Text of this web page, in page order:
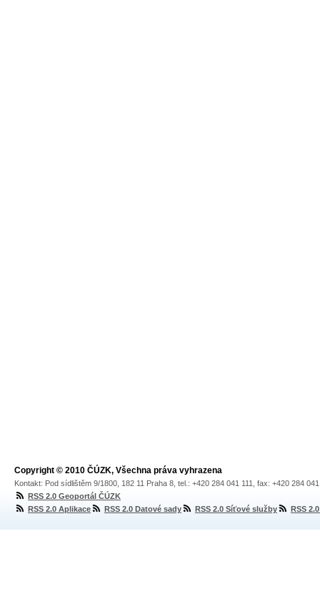
Copyright © 2010 ČÚZK, Všechna práva vyhrazena
Kontakt: Pod sídlištěm 9/1800, 182 11 Praha 8, tel.: +420 284 041 111, fax: +420 284
RSS 2.0 Geoportál ČÚZK
RSS 2.0 Aplikace
RSS 2.0 Datové sady RSS 2.0 Síťové služby RSS